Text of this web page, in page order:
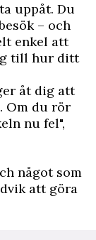
uppåt. Du
– och
enkel att
till hur ditt
åt dig att
Om du rör
nu fel",
något som
att göra